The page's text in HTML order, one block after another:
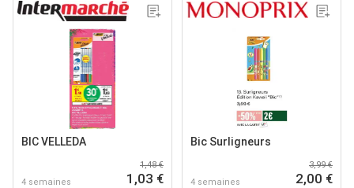
BIC VELLEDA
4 semaines
1,48 €
1,03 €
Bic Surligneurs
4 semaines
3,99 €
2,00 €